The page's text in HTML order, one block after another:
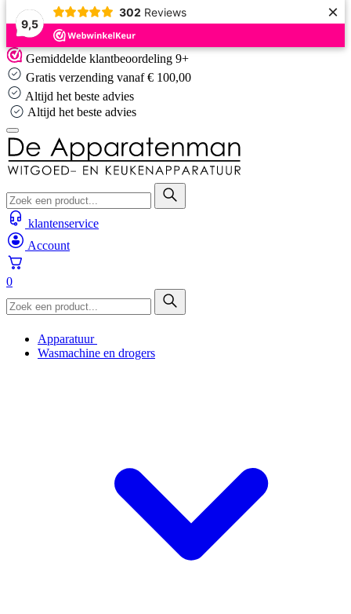
9,5
302 Reviews ×
Skip
to
content
Gemiddelde klantbeoordeling 9+
Gratis verzending vanaf € 100,00
Altijd het beste advies
Altijd het beste advies
klantenservice
Account
0
Apparatuur
Wasmachine en drogers